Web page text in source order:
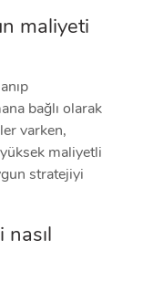
maliyeti
bağlı olarak
varken,
maliyetli
stratejiyi